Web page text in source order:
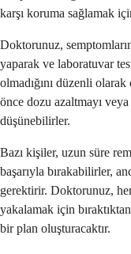
karşı koruma sağlamak
Doktorunuz,
yaparak ve laboratuvar
olmadığını düzenli
önce dozu azaltmayı
düşünebilirler.
Bazı kişiler, uzun süre
başarıyla bırakabilirler,
gerektirir. Doktorunuz,
yakalamak için
bir plan oluşturacaktır.